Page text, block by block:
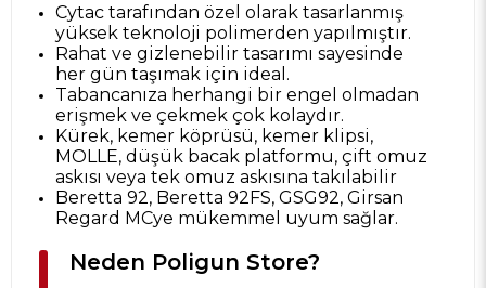
Cytac tarafından özel olarak tasarlanmış
yüksek teknoloji polimerden yapılmıştır.
Rahat ve gizlenebilir tasarımı sayesinde
her gün taşımak için ideal.
Tabancanıza herhangi bir engel olmadan
erişmek ve çekmek çok kolaydır.
Kürek, kemer köprüsü, kemer klipsi,
MOLLE, düşük bacak platformu, çift omuz
askısı veya tek omuz askısına takılabilir
Beretta 92, Beretta 92FS, GSG92, Girsan
Regard MCye mükemmel uyum sağlar.
Neden Poligun Store?